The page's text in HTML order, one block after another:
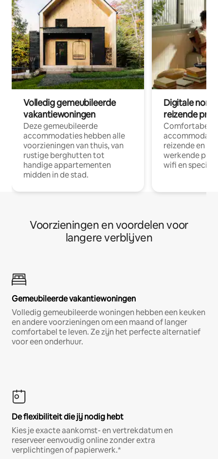
Volledig gemeubileerde
vakantiewoningen
Deze gemeubileerde
accommodaties hebben alle
voorzieningen van thuis, van
rustige berghutten tot
handige appartementen
midden in de stad.
Digitale
reizende
Comfortabele
reizende en
werkende
wifi en
Voorzieningen en voordelen voor
langere verblijven
Gemeubileerde vakantiewoningen
Volledig gemeubileerde woningen hebben een keuken
en andere voorzieningen om een maand of langer
comfortabel te leven. Ze zijn het perfecte alternatief
voor een onderhuur.
De flexibiliteit die jij nodig hebt
Kies je exacte aankomst- en vertrekdatum en
reserveer eenvoudig online zonder extra
verplichtingen of papierwerk.*